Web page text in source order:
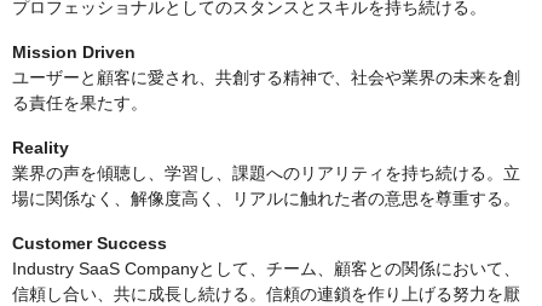
プロフェッショナルとしてのスタンスとスキルを持ち続ける。
Mission Driven
ユーザーと顧客に愛され、共創する精神で、社会や業界の未来を創
る責任を果たす。
Reality
業界の声を傾聴し、学習し、課題へのリアリティを持ち続ける。立
場に関係なく、解像度高く、リアルに触れた者の意思を尊重する。
Customer Success
Industry SaaS Companyとして、チーム、顧客との関係において、
信頼し合い、共に成長し続ける。信頼の連鎖を作り上げる努力を厭